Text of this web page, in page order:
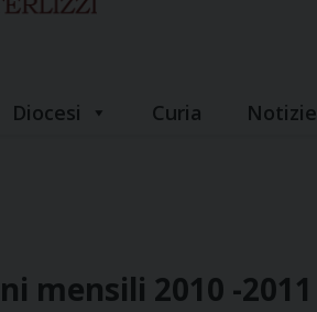
Diocesi Curia Notizie
mensili 2010 -2011